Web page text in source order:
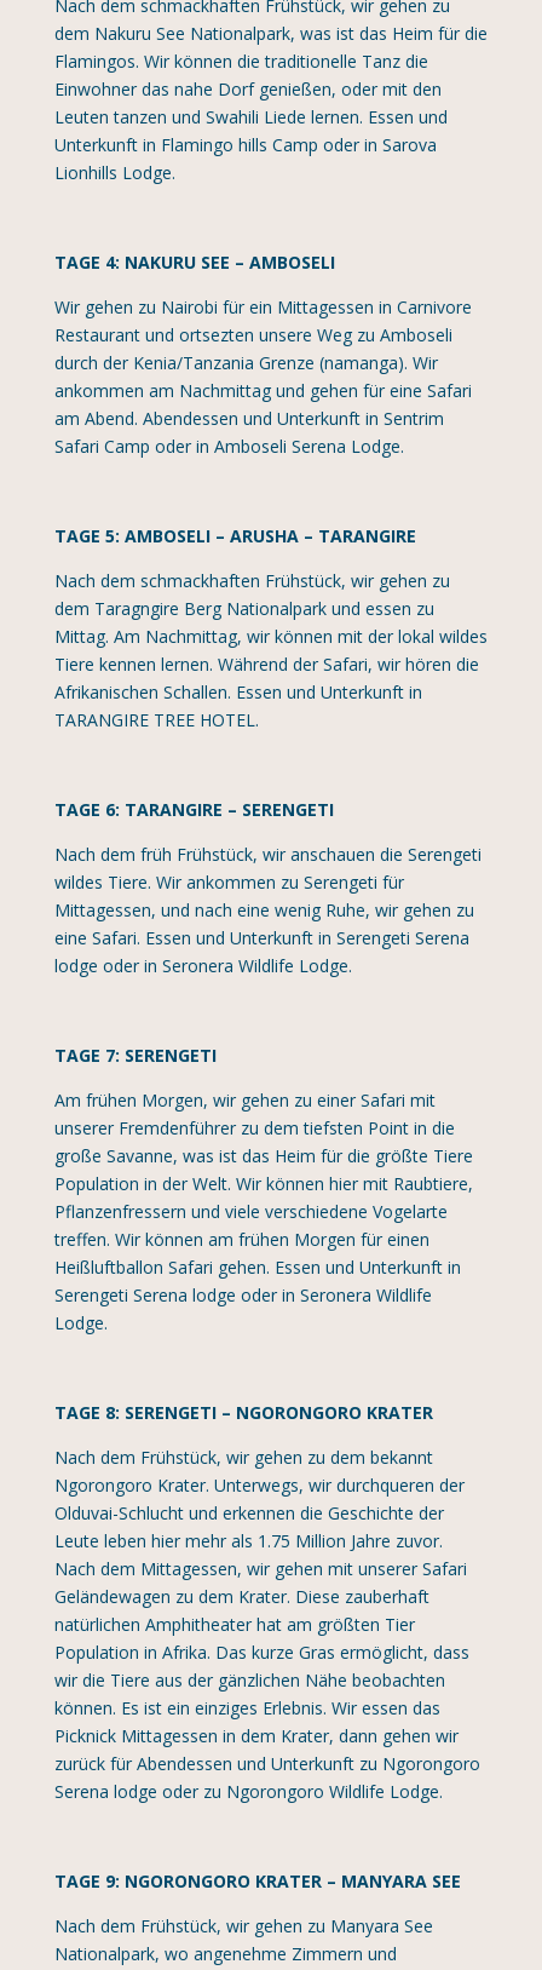
Nach dem schmackhaften Frühstück, wir gehen zu
dem Nakuru See Nationalpark, was ist das Heim für die
Flamingos. Wir können die traditionelle Tanz die
Einwohner das nahe Dorf genießen, oder mit den
Leuten tanzen und Swahili Liede lernen. Essen und
Unterkunft in Flamingo hills Camp oder in Sarova
Lionhills Lodge.
TAGE 4: NAKURU SEE – AMBOSELI
Wir gehen zu Nairobi für ein Mittagessen in Carnivore
Restaurant und ortsezten unsere Weg zu Amboseli
durch der Kenia/Tanzania Grenze (namanga). Wir
ankommen am Nachmittag und gehen für eine Safari
am Abend. Abendessen und Unterkunft in Sentrim
Safari Camp oder in Amboseli Serena Lodge.
TAGE 5: AMBOSELI – ARUSHA – TARANGIRE
Nach dem schmackhaften Frühstück, wir gehen zu
dem Taragngire Berg Nationalpark und essen zu
Mittag. Am Nachmittag, wir können mit der lokal wildes
Tiere kennen lernen. Während der Safari, wir hören die
Afrikanischen Schallen. Essen und Unterkunft in
TARANGIRE TREE HOTEL.
TAGE 6: TARANGIRE – SERENGETI
Nach dem früh Frühstück, wir anschauen die Serengeti
wildes Tiere. Wir ankommen zu Serengeti für
Mittagessen, und nach eine wenig Ruhe, wir gehen zu
eine Safari. Essen und Unterkunft in Serengeti Serena
lodge oder in Seronera Wildlife Lodge.
TAGE 7: SERENGETI
Am frühen Morgen, wir gehen zu einer Safari mit
unserer Fremdenführer zu dem tiefsten Point in die
große Savanne, was ist das Heim für die größte Tiere
Population in der Welt. Wir können hier mit Raubtiere,
Pflanzenfressern und viele verschiedene Vogelarte
treffen. Wir können am frühen Morgen für einen
Heißluftballon Safari gehen. Essen und Unterkunft in
Serengeti Serena lodge oder in Seronera Wildlife
Lodge.
TAGE 8: SERENGETI – NGORONGORO KRATER
Nach dem Frühstück, wir gehen zu dem bekannt
Ngorongoro Krater. Unterwegs, wir durchqueren der
Olduvai-Schlucht und erkennen die Geschichte der
Leute leben hier mehr als 1.75 Million Jahre zuvor.
Nach dem Mittagessen, wir gehen mit unserer Safari
Geländewagen zu dem Krater. Diese zauberhaft
natürlichen Amphitheater hat am größten Tier
Population in Afrika. Das kurze Gras ermöglicht, dass
wir die Tiere aus der gänzlichen Nähe beobachten
können. Es ist ein einziges Erlebnis. Wir essen das
Picknick Mittagessen in dem Krater, dann gehen wir
zurück für Abendessen und Unterkunft zu Ngorongoro
Serena lodge oder zu Ngorongoro Wildlife Lodge.
TAGE 9: NGORONGORO KRATER – MANYARA SEE
Nach dem Frühstück, wir gehen zu Manyara See
Nationalpark, wo angenehme Zimmern und